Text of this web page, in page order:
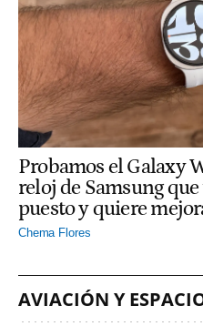
Probamos el Galaxy
reloj de Samsung
puesto y quiere
Chema Flores
AVIACIÓN Y